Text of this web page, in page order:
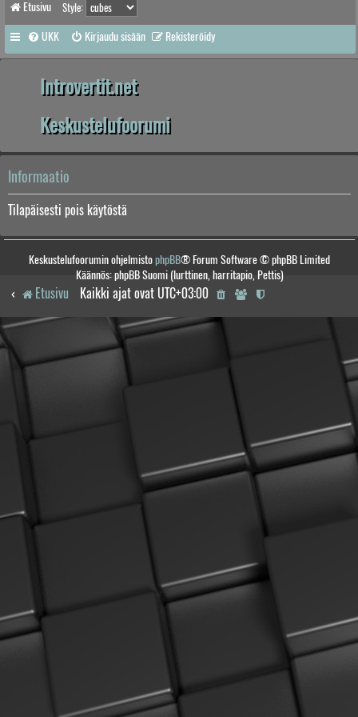
Etusivu Style:
UKK Kirjaudu sisään Rekisteröidy
Introvertit.net
Keskustelufoorumi
Informaatio
Tilapäisesti pois käytöstä
Keskustelufoorumin ohjelmistophpBB® Forum Software © phpBB Limited
Käännös: phpBB Suomi (lurttinen, harritapio, Pettis)
Etusivu Kaikki ajat ovat UTC+03:00